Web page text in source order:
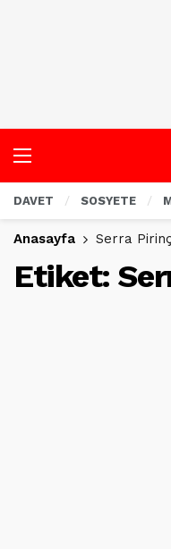
DAVET SOSYETE
Anasayfa Serra
Etiket: